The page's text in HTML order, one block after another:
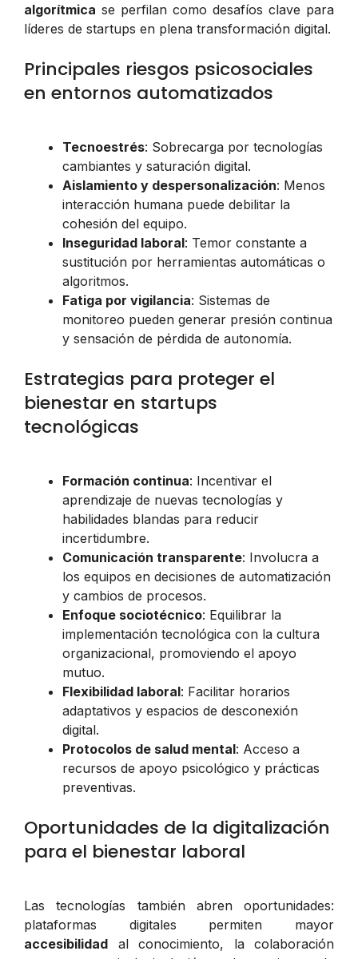
algorítmica se perfilan como desafíos clave para
líderes de startups en plena transformación digital.
Principales riesgos psicosociales
en entornos automatizados
Tecnoestrés: Sobrecarga por tecnologías
cambiantes y saturación digital.
Aislamiento y despersonalización: Menos
interacción humana puede debilitar la
cohesión del equipo.
Inseguridad laboral: Temor constante a
sustitución por herramientas automáticas o
algoritmos.
Fatiga por vigilancia: Sistemas de
monitoreo pueden generar presión continua
y sensación de pérdida de autonomía.
Estrategias para proteger el
bienestar en startups
tecnológicas
Formación continua: Incentivar el
aprendizaje de nuevas tecnologías y
habilidades blandas para reducir
incertidumbre.
Comunicación transparente: Involucra a
los equipos en decisiones de automatización
y cambios de procesos.
Enfoque sociotécnico: Equilibrar la
implementación tecnológica con la cultura
organizacional, promoviendo el apoyo
mutuo.
Flexibilidad laboral: Facilitar horarios
adaptativos y espacios de desconexión
digital.
Protocolos de salud mental: Acceso a
recursos de apoyo psicológico y prácticas
preventivas.
Oportunidades de la digitalización
para el bienestar laboral
Las tecnologías también abren oportunidades:
plataformas digitales permiten mayor
accesibilidad al conocimiento, la colaboración